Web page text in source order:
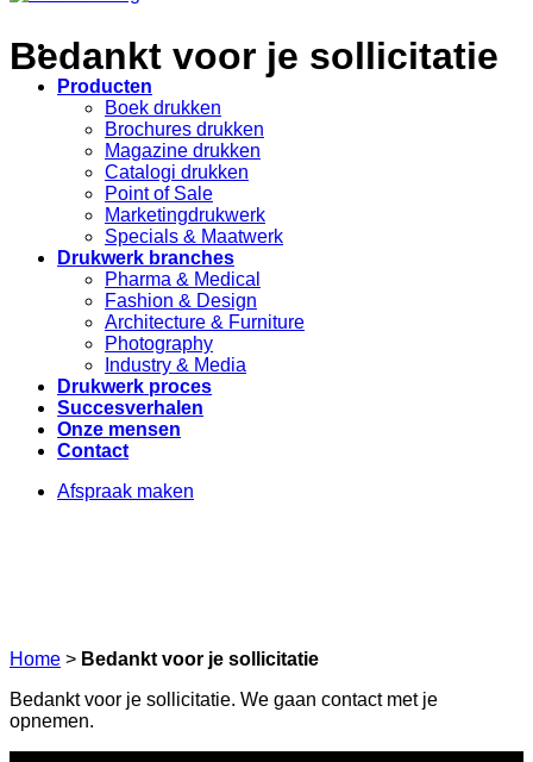
Producten
Boek drukken
Brochures drukken
Magazine drukken
Catalogi drukken
Point of Sale
Marketingdrukwerk
Specials & Maatwerk
Drukwerk branches
Pharma & Medical
Fashion & Design
Architecture & Furniture
Photography
Industry & Media
Drukwerk proces
Succesverhalen
Onze mensen
Contact
Afspraak maken
Bedankt voor je sollicitatie
Home > Bedankt voor je sollicitatie
Bedankt voor je sollicitatie. We gaan contact met je
opnemen.